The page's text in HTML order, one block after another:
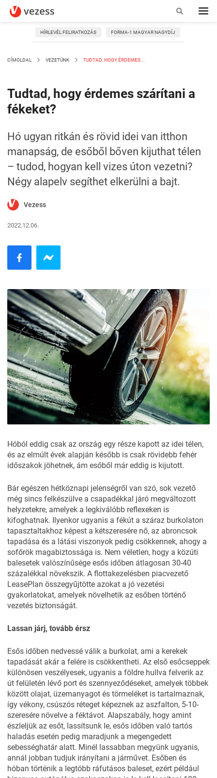
HÍRLEVÉL FELIRATKOZÁS FORMA-1 MAGYAR NAGYDÍJ
CÍMOLDAL VEZETÜNK TUDTAD, HOGY ÉRDEMES...
Tudtad, hogy érdemes szárítani a
fékeket?
Hó ugyan ritkán és rövid idei van itthon
manapság, de esőből bőven kijuthat télen
– tudod, hogyan kell vizes úton vezetni?
Négy alapelv segíthet elkerülni a bajt.
Vezess
2022.12.06.
Hóból eddig csak az ország egy része kapott az idei télen,
és az elmúlt évek alapján később is csak rövidebb fehér
időszakok jöhetnek, ám esőből már eddig is kijutott.
Bár egészen hétköznapi jelenségről van szó, sok vezető
még sincs felkészülve a csapadékkal járó megváltozott
helyzetekre, amelyek a legkiválóbb reflexeken is
kifoghatnak. Ilyenkor ugyanis a fékút a száraz burkolaton
tapasztaltakhoz képest a kétszeresére nő, az abroncsok
tapadása és a látási viszonyok pedig csökkennek, ahogy a
sofőrök magabiztossága is. Nem véletlen, hogy a közúti
balesetek valószínűsége esős időben átlagosan 30-40
százalékkal növekszik. A flottakezelésben piacvezető
LeasePlan összegyűjtötte azokat a jó vezetési
gyakorlatokat, amelyek növelhetik az esőben történő
vezetés biztonságát.
Lassan járj, tovább érsz
Esős időben nedvessé válik a burkolat, ami a kerekek
tapadását akár a felére is csökkentheti. Az első esőcseppek
különösen veszélyesek, ugyanis a földre hullva felverik az
út felületén lévő port és szennyeződéseket, amelyek többek
között olajat, üzemanyagot és törmeléket is tartalmaznak,
így vékony, csúszós réteget képeznek az aszfalton, 5-10-
szeresére növelve a féktávot. Alapszabály, hogy amint
észleljük az esőt, lassítsunk le, esős időben való tartós
haladás esetén pedig maradjunk a megengedett
sebességhatár alatt. Minél lassabban megyünk ugyanis,
annál jobban tudjuk irányítani a járművet. Esőben és
hóban történik a legtöbb ráfutásos baleset, ezért például